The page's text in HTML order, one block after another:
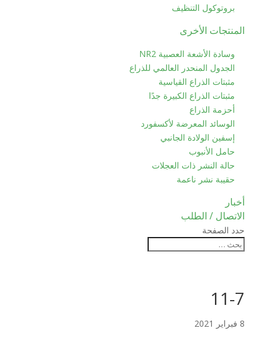
بروتوكول التنظيف
المنتجات الأخرى
وسادة الأشعة العصبية NR2
الجدول المنحدر العالمي للذراع
مثبتات الذراع القياسية
مثبتات الذراع الكبيرة جدًا
أحزمة الذراع
الوسائد المعرضة لأكسفورد
إسفين الولادة الجانبي
حامل الأنبوب
حالة النشر ذات العجلات
حقيبة نشر ناعمة
أخبار
الاتصال / الطلب
حدد الصفحة
11-7
8 فبراير 2021